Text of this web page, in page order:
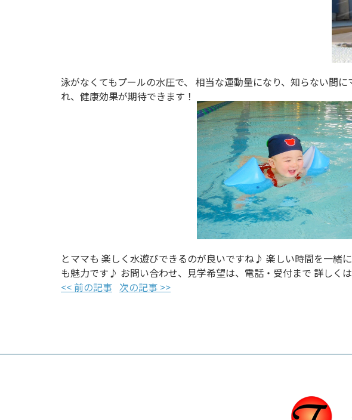
泳がなくてもプールの水圧で、 相当な運動量になり、知らない間
れ、健康効果が期待できます！
とママも 楽しく水遊びできるのが良いですね♪ 楽しい時間を一緒
も魅力です♪ お問い合わせ、見学希望は、電話・受付まで 詳しく
<< 前の記事 次の記事 >>